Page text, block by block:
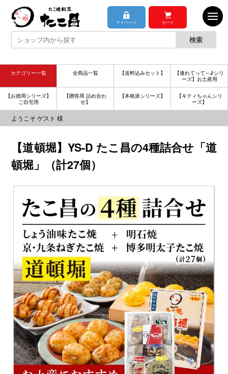
マイページ カート
カテゴリー一覧 全商品一覧 【送料込みセット】
【連れてって～♪シリ
ーズ】お土産用
【お徳用シリーズ】
ご自宅用
【贈答用 詰め合わ
せ】
【本格派シリーズ】
【キティちゃんシリ
ーズ】
ようこそ ゲスト 様
【道頓堀】YS-D たこ昌の4種詰合せ「道
頓堀」（計27個）